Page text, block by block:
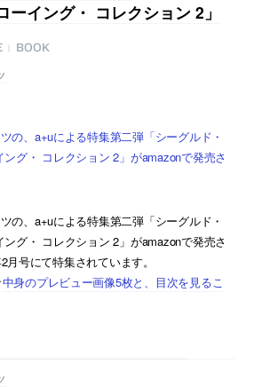
イング・ コレクション 2」
BOOK
の、a+uによる特集第二弾「シーグルド・
グ・ コレクション 2」がamazonで発売さ
の、a+uによる特集第二弾「シーグルド・
グ・ コレクション 2」がamazonで発売さ
号にて特集されています。
中身のプレビュー画像5枚と、目次を見るこ